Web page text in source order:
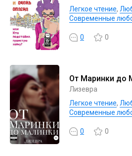
Легкое чтение,
Современные
0 0
От Маринки до
Лизевра
Легкое чтение,
Современные
0 0